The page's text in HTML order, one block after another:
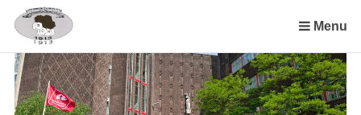
links
Spring
naar
de
Menu